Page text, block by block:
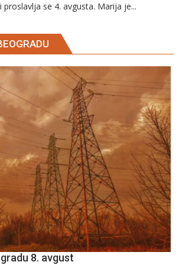
Magdalena
se 4. avgusta. Marija je...
8. avgust